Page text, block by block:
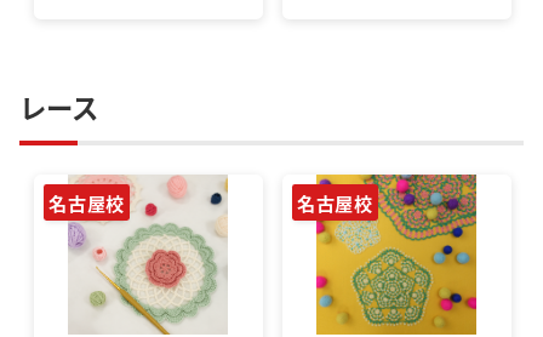
レース
名古屋校 名古屋校